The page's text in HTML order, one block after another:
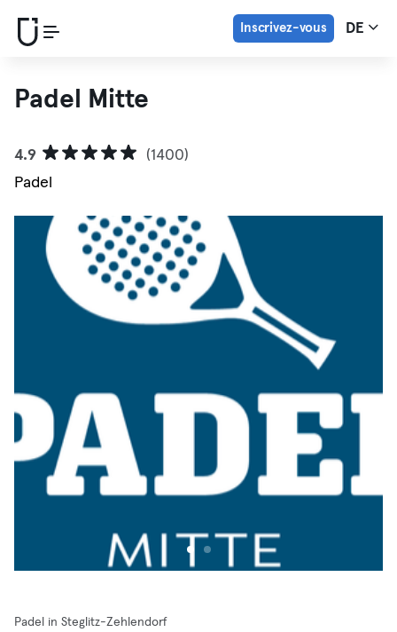
Inscrivez-vous DE
Padel Mitte
4.9
(1400)
Padel
Padel in Steglitz-Zehlendorf